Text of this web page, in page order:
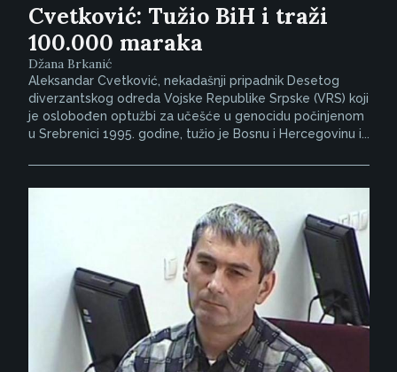
Cvetković: Tužio BiH i traži
100.000 maraka
Džana Brkanić
Aleksandar Cvetković, nekadašnji pripadnik Desetog
diverzantskog odreda Vojske Republike Srpske (VRS) koji
je oslobođen optužbi za učešće u genocidu počinjenom
u Srebrenici 1995. godine, tužio je Bosnu i Hercegovinu i...